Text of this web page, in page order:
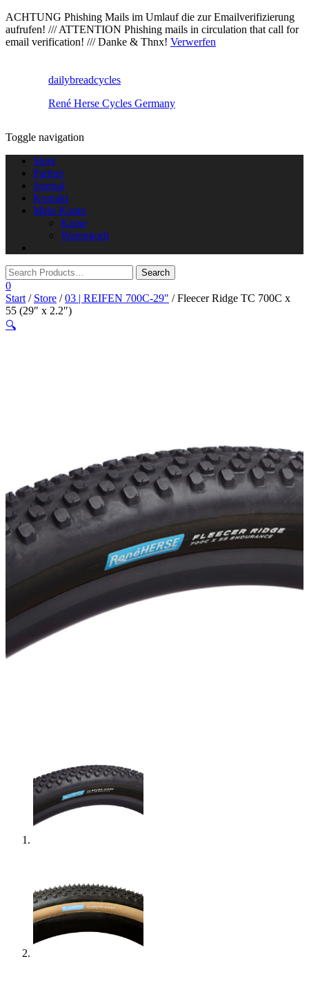
ACHTUNG Phishing Mails im Umlauf die zur Emailverifizierung
aufrufen! /// ATTENTION Phishing mails in circulation that call for
email verification! /// Danke & Thnx! Verwerfen
dailybreadcycles
René Herse Cycles Germany
Toggle navigation
Store
Partner
Journal
Kontakt
Mein Konto
Kasse
Warenkorb
0
Start / Store /03 | REIFEN 700C-29" / Fleecer Ridge TC 700C x
55 (29″ x 2.2″)
🔍